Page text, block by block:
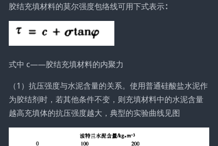
胶结充填材料的莫尔强度包络线可用下式表示∶
式中 c——胶结充填材料的内聚力
（1）抗压强度与水泥含量的关系。使用普通硅酸盐水泥作
为胶结剂时，若其他条件不变，则充填材料中的水泥含量
越高充填体的抗压强度越大，典型的实验曲线见图